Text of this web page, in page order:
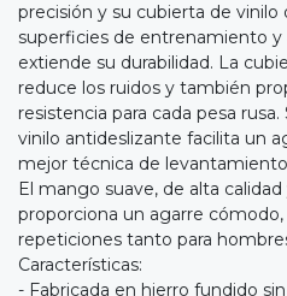
precisión y su cubierta de
superficies de entrenamiento
extiende su durabilidad. La
reduce los ruidos y también
resistencia para cada pesa
vinilo antideslizante facilita un
mejor técnica de
El mango suave, de alta
proporciona un agarre
repeticiones tanto para
Características:
- Fabricada en hierro fundido